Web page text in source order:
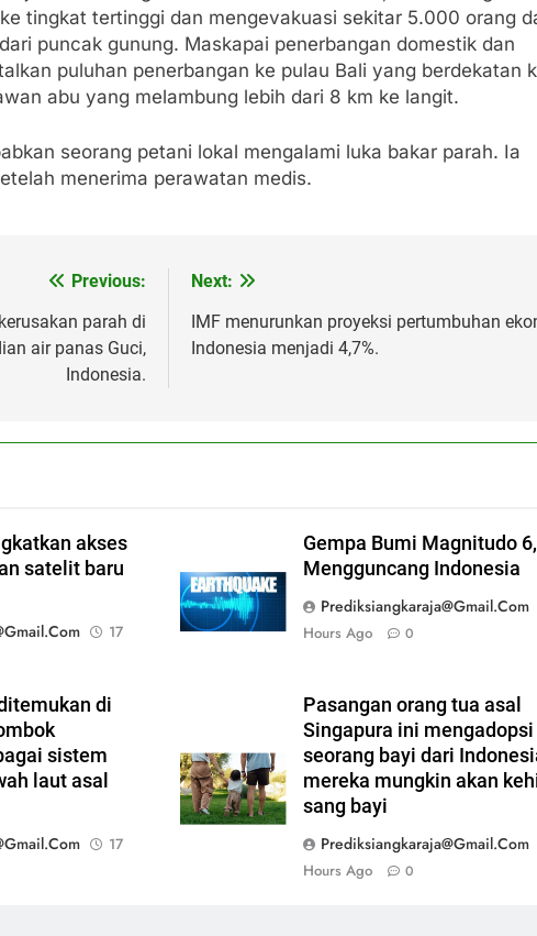
tingkat tertinggi dan mengevakuasi sekitar 5.000 orang
puncak gunung. Maskapai penerbangan domestik dan
puluhan penerbangan ke pulau Bali yang berdekatan
abu yang melambung lebih dari 8 km ke langit.
seorang petani lokal mengalami luka bakar parah. Ia
menerima perawatan medis.
Previous:
parah di
air panas Guci,
Indonesia.
Next:
IMF menurunkan proyeksi pertumbuhan
Indonesia menjadi 4,7%.
akses
satelit baru
17
Gempa Bumi Magnitudo
Mengguncang Indonesia
Prediksiangkaraja@gmail.com
Hours Ago
0
di
sistem
laut asal
17
Pasangan orang tua asal
Singapura ini mengadopsi
seorang bayi dari
mereka mungkin akan
sang bayi
Prediksiangkaraja@gmail.com
Hours Ago
0